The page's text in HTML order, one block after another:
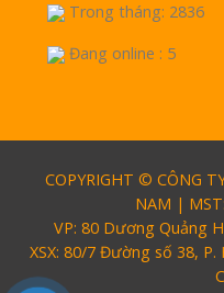
Trong tháng: 2836
Đang online : 5
COPYRIGHT © CÔNG
NAM |
VP: 80 Dương Quảng
XSX: 80/7 Đường số 38,